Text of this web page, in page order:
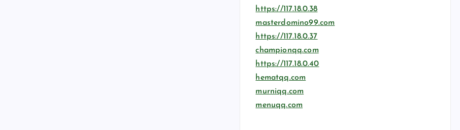
https://117.18.0.38
masterdomino99.com
https://117.18.0.37
championqq.com
https://117.18.0.40
hematqq.com
murniqq.com
menuqq.com